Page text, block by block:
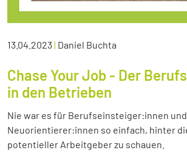
13.04.2023| Daniel Buchta
Chase Your Job - Der
in den Betrieben
Nie war es für Berufseinsteiger:innen und
Neuorientierer:innen so einfach, hinter
potentieller Arbeitgeber zu schauen.